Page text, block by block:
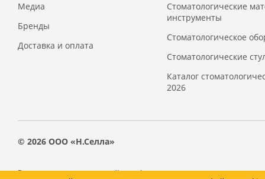
Медиа
Бренды
Доставка и оплата
Стоматологические
инструменты
Стоматологическое
Стоматологические
Каталог
2026
© 2026 ООО «Н.Селла»
Вся предоставленная на сайте информация, касающаяся